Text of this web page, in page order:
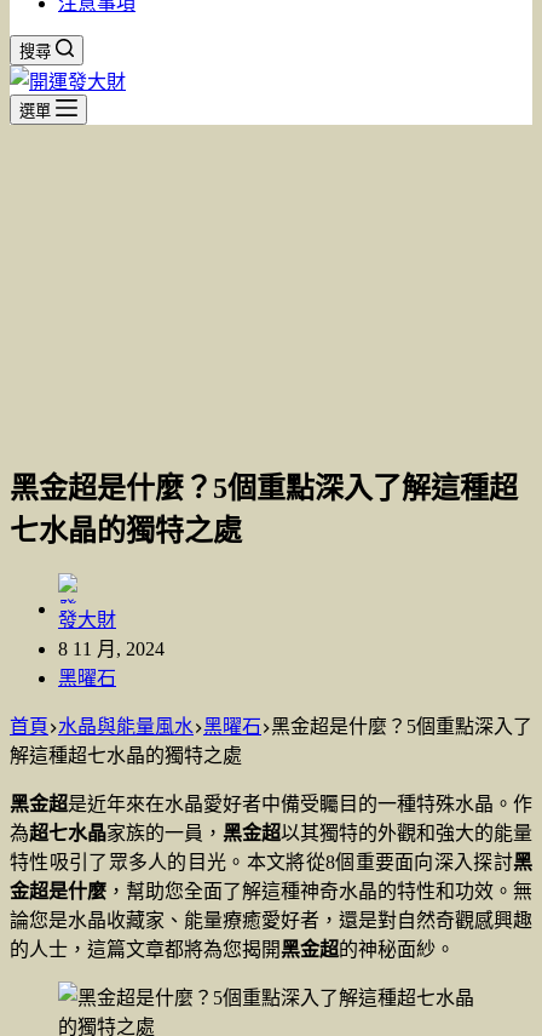
搜尋
選單
黑金超是什麼？5個重點深入了解這種超
七水晶的獨特之處
發大財
8 11 月, 2024
黑曜石
首頁 水晶與能量風水 黑曜石 黑金超是什麼？5個重點深入了
解這種超七水晶的獨特之處
黑金超是近年來在水晶愛好者中備受矚目的一種特殊水晶。作
為超七水晶家族的一員， 黑金超以其獨特的外觀和強大的能量
特性吸引了眾多人的目光。本文將從8個重要面向深入探討黑
金超是什麼 ，幫助您全面了解這種神奇水晶的特性和功效。無
論您是水晶收藏家、能量療癒愛好者，還是對自然奇觀感興趣
的人士，這篇文章都將為您揭開黑金超的神秘面紗。